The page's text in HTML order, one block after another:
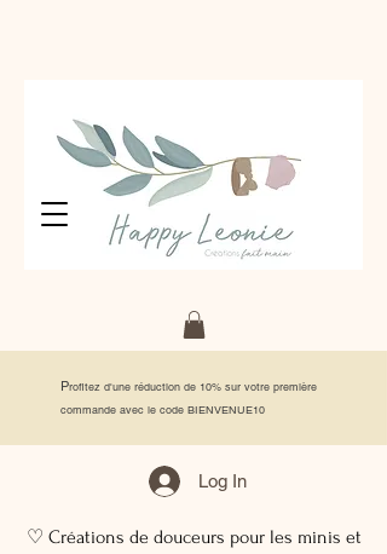
Profitez d'une réduction de 10% sur votre première
commande avec le code BIENVENUE10
Log In
♡ Créations de douceurs pour les minis et